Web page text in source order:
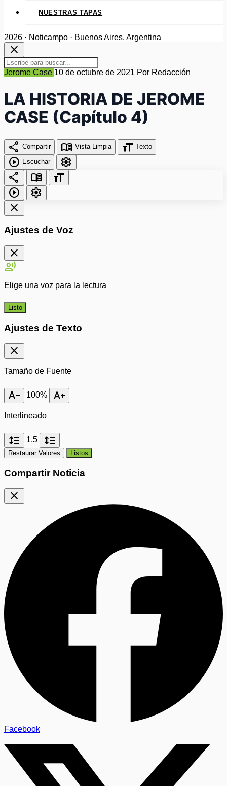
NUESTRAS TAPAS
2026 · Noticampo · Buenos Aires, Argentina
close
Jerome Case 10 de octubre de 2021 Por Redacción
LA HISTORIA DE JEROME
CASE (Capítulo 4)
share Compartir menu_book Vista Limpia format_size Texto
play_circle Escuchar
settings
share
menu_book
format_size
play_circle
settings
close
Ajustes de Voz
close
record_voice_over
Elige una voz para la lectura
Listo
Ajustes de Texto
close
Tamaño de Fuente
text_decrease 100% text_increase
Interlineado
format_line_spacing 1.5 format_line_spacing
Restaurar Valores Listos
Compartir Noticia
close
Facebook